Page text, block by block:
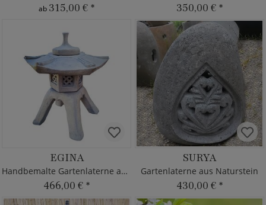
ab 315,00 € * 350,00 € *
EGINA
Handbemalte Gartenlaterne aus Stein
466,00 € *
SURYA
Gartenlaterne aus Naturstein
430,00 € *